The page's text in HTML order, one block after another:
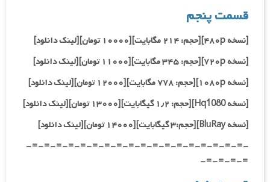
قسمت پنجم
[نسخه ۴۸۰p][حجم: ۲۱۴ مگابایت][۱۰۰۰۰ تومان][لینک دانلود]
[نسخه ۷۲۰p][حجم: ۳۴۵ مگابایت][۱۱۰۰۰ تومان][لینک دانلود]
[نسخه ۱۰۸۰p][حجم: ۷۷۸ مگابایت][۱۲۰۰۰ تومان][لینک دانلود]
[نسخه Hq1080
][حجم: ۱٫۲ گیگابایت][۱۳۰۰۰ تومان][لینک دانلود]
[نسخه BluRay][حجم:۳ گیگابایت][۱۴۰۰۰ تومان][لینک دانلود]
-=-=-=-=-=-=-=-=-=-=-=-=-=-=-=-=-=-=-
=-=-=-=-